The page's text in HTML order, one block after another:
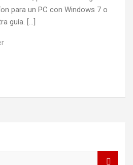
para un PC con Windows 7 o
guía. […]